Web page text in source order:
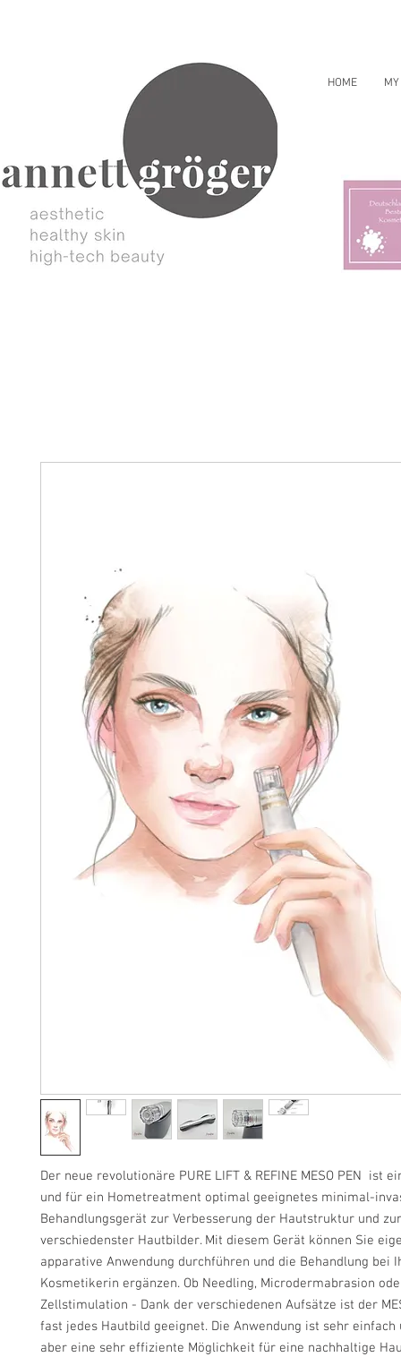
HOME
Der neue revolutionäre PURE LIFT & REFINE MESO PEN ist
und für ein Hometreatment optimal geeignetes minimal-
Behandlungsgerät zur Verbesserung der Hautstruktur und
verschiedenster Hautbilder. Mit diesem Gerät können Sie
apparative Anwendung durchführen und die Behandlung bei
Kosmetikerin ergänzen. Ob Needling, Microdermabrasion
Zellstimulation - Dank der verschiedenen Aufsätze ist der
fast jedes Hautbild geeignet. Die Anwendung ist sehr einfach
aber eine sehr effiziente Möglichkeit für eine nachhaltige